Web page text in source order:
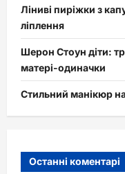
Ліниві пиріжки з
ліплення
Шерон Стоун діти:
матері-одиначки
Стильний манікюр на
Останні коментарі